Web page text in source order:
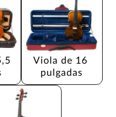
Viola de 16
pulgadas